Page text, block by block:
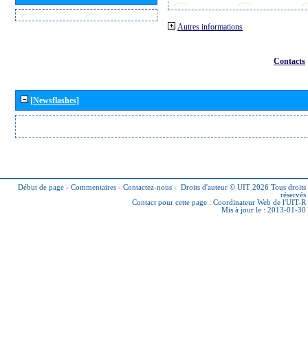
Autres informations
Contacts
[Newsflashes]
Début de page - Commentaires - Contactez-nous - Droits d'auteur © UIT 2026 Tous droits
réservés
Contact pour cette page : Coordinateur Web de l'UIT-R
Mis à jour le : 2013-01-30